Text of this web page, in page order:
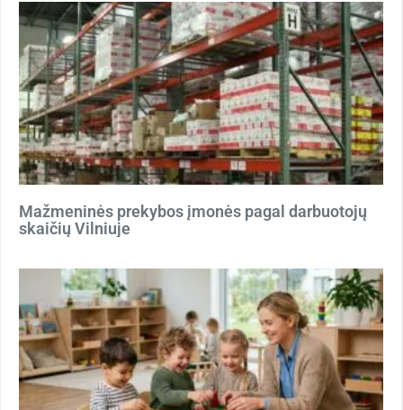
Mažmeninės prekybos įmonės pagal darbuotojų
skaičių Vilniuje